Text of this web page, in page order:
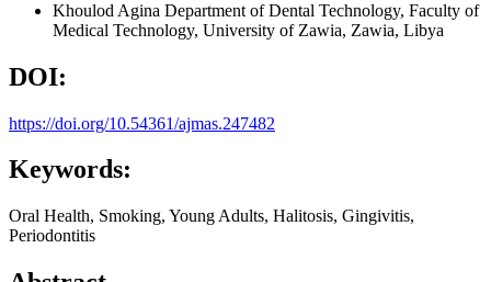
Khoulod Agina Department of Dental Technology, Faculty of
Medical Technology, University of Zawia, Zawia, Libya
DOI:
https://doi.org/10.54361/ajmas.247482
Keywords:
Oral Health, Smoking, Young Adults, Halitosis, Gingivitis,
Periodontitis